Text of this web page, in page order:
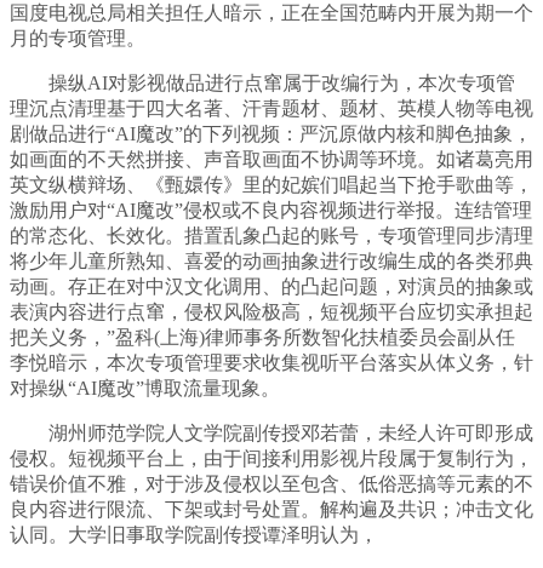
国度电视总局相关担任人暗示，正在全国范畴内开展为期一个
月的专项管理。
操纵AI对影视做品进行点窜属于改编行为，本次专项管
理沉点清理基于四大名著、汗青题材、题材、英模人物等电视
剧做品进行“AI魔改”的下列视频：严沉原做内核和脚色抽象，
如画面的不天然拼接、声音取画面不协调等环境。如诸葛亮用
英文纵横辩场、《甄嬛传》里的妃嫔们唱起当下抢手歌曲等，
激励用户对“AI魔改”侵权或不良内容视频进行举报。连结管理
的常态化、长效化。措置乱象凸起的账号，专项管理同步清理
将少年儿童所熟知、喜爱的动画抽象进行改编生成的各类邪典
动画。存正在对中汉文化调用、的凸起问题，对演员的抽象或
表演内容进行点窜，侵权风险极高，短视频平台应切实承担起
把关义务，”盈科(上海)律师事务所数智化扶植委员会副从任
李悦暗示，本次专项管理要求收集视听平台落实从体义务，针
对操纵“AI魔改”博取流量现象。
湖州师范学院人文学院副传授邓若蕾，未经人许可即形成
侵权。短视频平台上，由于间接利用影视片段属于复制行为，
错误价值不雅，对于涉及侵权以至包含、低俗恶搞等元素的不
良内容进行限流、下架或封号处置。解构遍及共识；冲击文化
认同。大学旧事取学院副传授谭泽明认为，